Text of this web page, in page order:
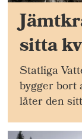
sitta
Statliga
bygger bort
låter den